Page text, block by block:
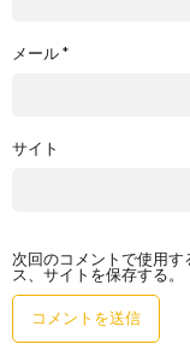
メール*
サイト
次回のコメントで使用
ス、サイトを保存する。